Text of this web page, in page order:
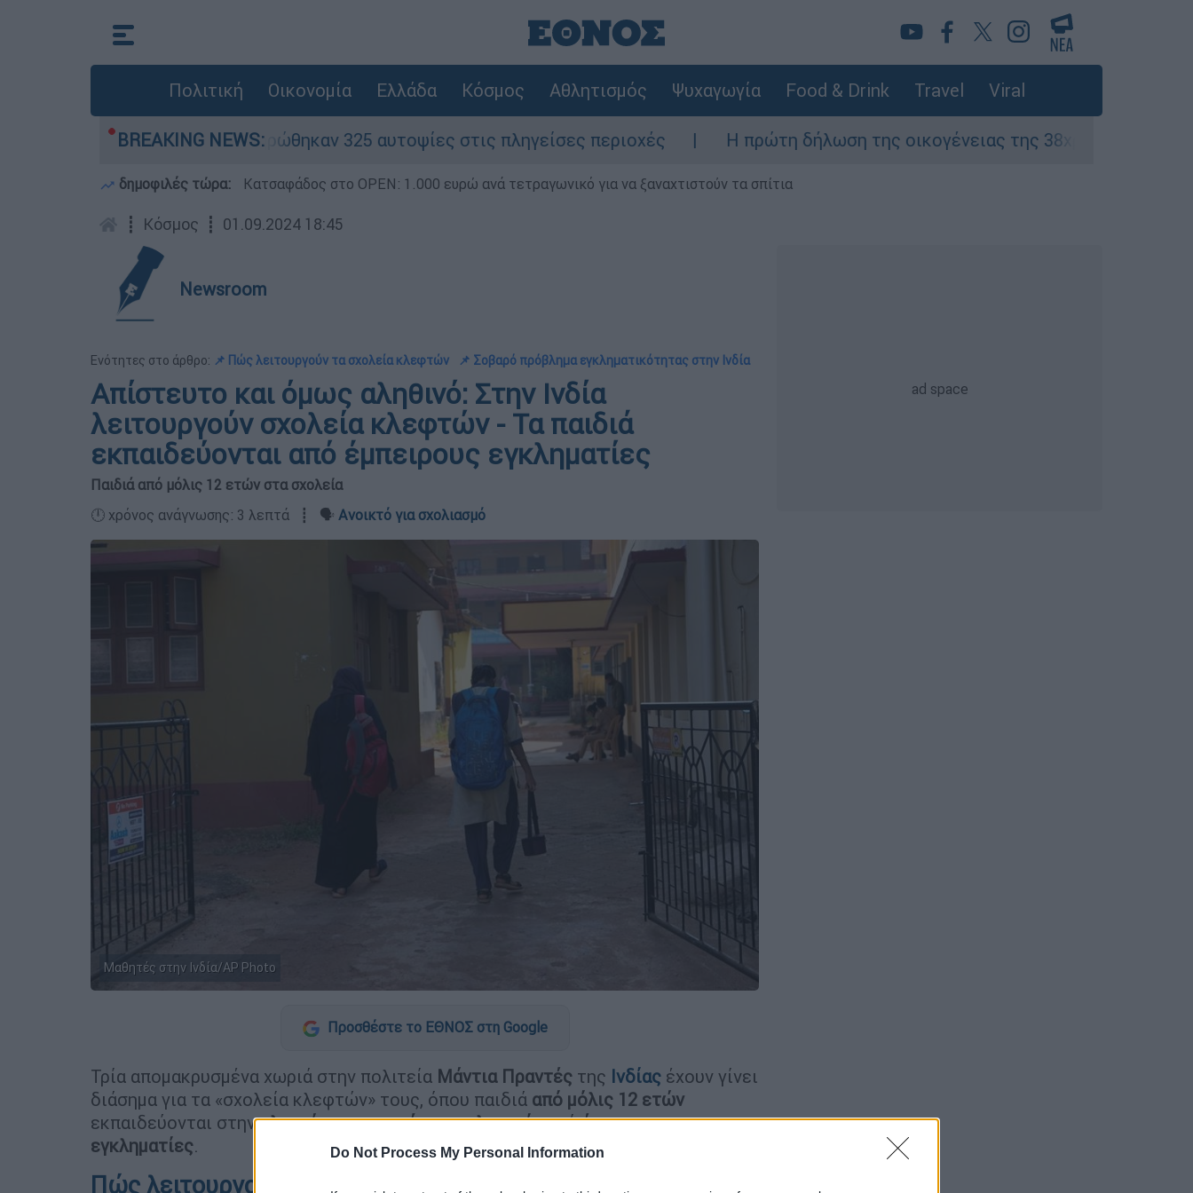
Do Not Process My Personal Information
Πολιτική Οικονομία Ελλάδα Κόσμος Αθλητισμός Ψυχαγωγία Food & Drink Travel Viral
BREAKING NEWS:
- Ολοκληρώθηκαν 325 αυτοψίες στις πληγείσες περιοχές Η πρώτη δήλωση της οικογένειας της 38χρονης Βρετανίδας που
δημοφιλές τώρα: Κατσαφάδος στο OPEN: 1.000 ευρώ ανά τετραγωνικό για να ξαναχτιστούν τα σπίτια
┋ Κόσμος ┋ 01.09.2024 18:45
Newsroom
Ενότητες στο άρθρο: 📌 Πώς λειτουργούν τα σχολεία κλεφτών 📌 Σοβαρό πρόβλημα εγκληματικότητας στην Ινδία
Απίστευτο και όμως αληθινό: Στην Ινδία
λειτουργούν σχολεία κλεφτών - Τα παιδιά
εκπαιδεύονται από έμπειρους εγκληματίες
Παιδιά από μόλις 12 ετών στα σχολεία
🕛 χρόνος ανάγνωσης: 3 λεπτά ┋ 🗣️ Ανοικτό για σχολιασμό
Μαθητές στην Ινδία/AP Photo
Προσθέστε το ΕΘΝΟΣ στη Google
Τρία απομακρυσμένα χωριά στην πολιτεία Μάντια Πραντές της Ινδίας έχουν γίνει
διάσημα για τα «σχολεία κλεφτών» τους, όπου παιδιά από μόλις 12 ετών
εκπαιδεύονται στηνκλεψιά, τηναρπαγήκαι τηληστείααπόέμπειρους
εγκληματίες.
Πώς λειτουργούν τα σχολεία κλεφτών